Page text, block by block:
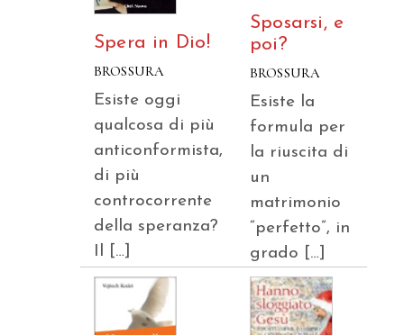
Spera in Dio!
BROSSURA
Esiste oggi
qualcosa di più
anticonformista,
di più
controcorrente
della speranza?
Il […]
Sposarsi, e
poi?
BROSSURA
Esiste la
formula per
la riuscita di
un
matrimonio
“perfetto”, in
grado […]